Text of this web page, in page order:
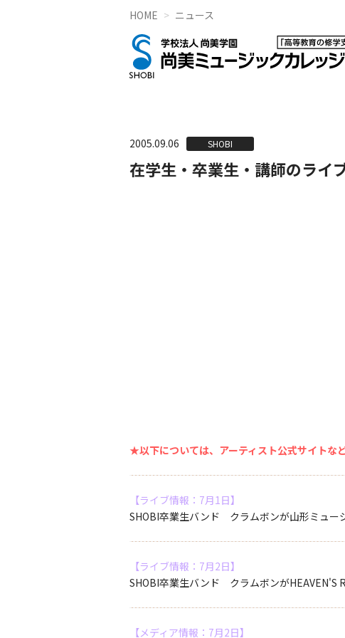
HOME ニュース
2005.09.06 SHOBI
在学生・卒業生・講師のライ
★以下については、アーティスト公式サイトな
【ライブ情報：7月1日】
SHOBI卒業生バンド クラムボンが山形ミュー
【ライブ情報：7月2日】
SHOBI卒業生バンド クラムボンがHEAVEN'S
【メディア情報：7月2日】